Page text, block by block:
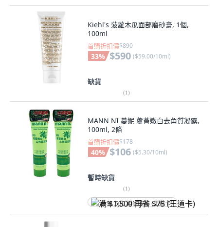
Kiehl's 菠蘿木瓜面部磨砂膏, 1個,
100ml
首購折扣價$890
33% $590 ($59.00/10ml)
缺貨
(1)
MANN NI 蔓妮 蘆薈嫩白去角質凝露,
100ml, 2條
首購折扣價$178
40% $106 ($5.30/10ml)
暫時缺貨
(1)
满 $1,500 再省 $75 (王道卡)